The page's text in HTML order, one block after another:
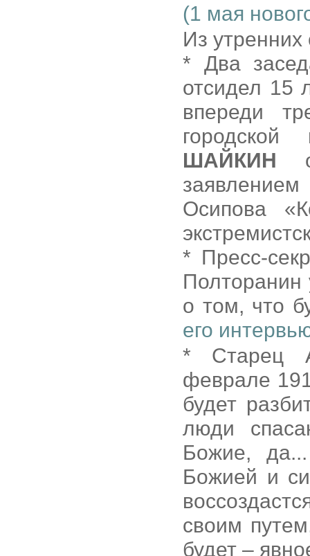
(1 мая
Из утренних
* Два
отсидел 15
впереди
ШАЙКИН
Осипова
* Пресс-
Полторанин
о том, что
его
* Старец
феврале
будет
люди
Божие,
Божией и
своим
будет –